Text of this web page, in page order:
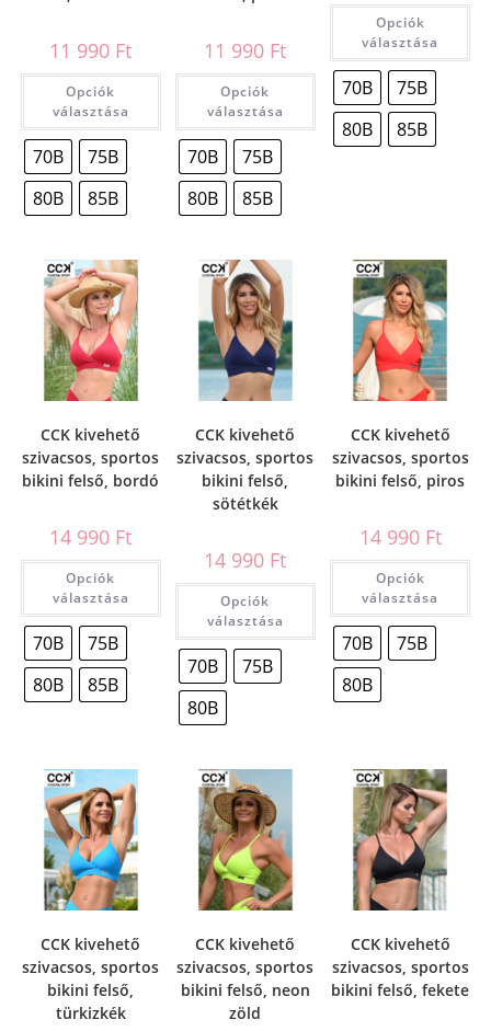
11 990 Ft
Opciók
választása
70B
75B
80B
85B
11 990 Ft
Opciók
választása
70B
75B
80B
85B
Opciók
választása
70B
75B
80B
85B
CCK kivehető
szivacsos, sportos
bikini felső, bordó
14 990 Ft
Opciók
választása
70B
75B
80B
85B
CCK kivehető
szivacsos, sportos
bikini felső,
sötétkék
14 990 Ft
Opciók
választása
70B
75B
80B
CCK kivehető
szivacsos, sportos
bikini felső, piros
14 990 Ft
Opciók
választása
70B
75B
80B
CCK kivehető
szivacsos, sportos
bikini felső,
türkizkék
CCK kivehető
szivacsos, sportos
bikini felső, neon
zöld
CCK kivehető
szivacsos, sportos
bikini felső, fekete